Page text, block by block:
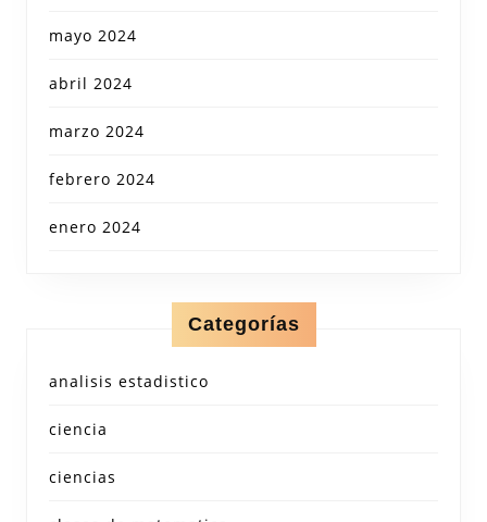
mayo 2024
abril 2024
marzo 2024
febrero 2024
enero 2024
Categorías
analisis estadistico
ciencia
ciencias